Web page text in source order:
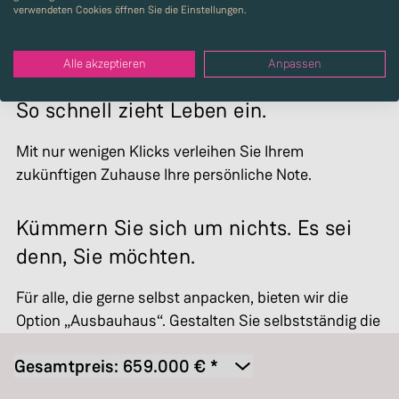
So schnell zieht Leben ein.
Mit nur wenigen Klicks verleihen Sie Ihrem
zukünftigen Zuhause Ihre persönliche Note.
Kümmern Sie sich um nichts. Es sei
denn, Sie möchten.
Für alle, die gerne selbst anpacken, bieten wir die
Option „Ausbauhaus“. Gestalten Sie selbstständig die
Gesamtpreis: 659.000 € *
verwendeten Cookies öffnen Sie die Einstellungen.
Alle akzeptieren Anpassen